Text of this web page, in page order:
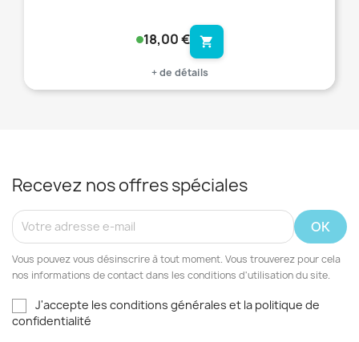
18,00 € shopping_cart
+ de détails
Recevez nos offres spéciales
Vous pouvez vous désinscrire à tout moment. Vous trouverez pour cela
nos informations de contact dans les conditions d'utilisation du site.
J'accepte les conditions générales et la politique de
confidentialité